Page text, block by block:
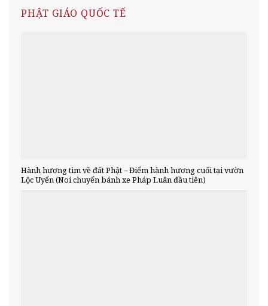
PHẬT GIÁO QUỐC TẾ
Hành hương tìm về đất Phật – Điểm hành hương cuối tại vườn
Lộc Uyển (Noi chuyển bánh xe Pháp Luân đầu tiên)